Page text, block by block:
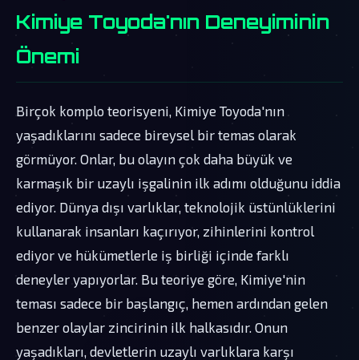
Kimiye Toyoda'nın Deneyiminin
Önemi
Birçok komplo teorisyeni, Kimiye Toyoda'nın
yaşadıklarını sadece bireysel bir temas olarak
görmüyor. Onlar, bu olayın çok daha büyük ve
karmaşık bir uzaylı işgalinin ilk adımı olduğunu iddia
ediyor. Dünya dışı varlıklar, teknolojik üstünlüklerini
kullanarak insanları kaçırıyor, zihinlerini kontrol
ediyor ve hükümetlerle iş birliği içinde farklı
deneyler yapıyorlar. Bu teoriye göre, Kimiye'nin
teması sadece bir başlangıç, hemen ardından gelen
benzer olaylar zincirinin ilk halkasıdır. Onun
yaşadıkları, devletlerin uzaylı varlıklara karşı